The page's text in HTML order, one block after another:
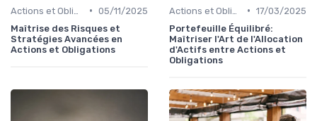
• 05/11/2025
Maîtrise des Risques et
Stratégies Avancées en
Actions et Obligations
• 17/03/2025
Portefeuille Équilibré:
Maîtriser l'Art de l'Allocation
d'Actifs entre Actions et
Obligations